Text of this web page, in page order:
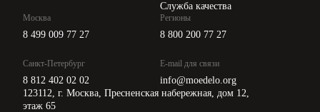
Служба качества
Москва
8 499 009 77 27
Санкт-Петербург
8 812 402 02 02
Регионы
8 800 200 77 27
E-mail для связи
info@moedelo.org
123112, г. Москва, Пресненская набережная, дом 12,
этаж 65